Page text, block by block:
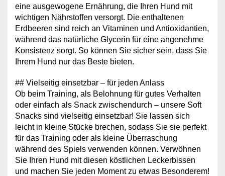
eine ausgewogene Ernährung, die Ihren Hund mit
wichtigen Nährstoffen versorgt. Die enthaltenen
Erdbeeren sind reich an Vitaminen und Antioxidantien,
während das natürliche Glycerin für eine angenehme
Konsistenz sorgt. So können Sie sicher sein, dass Sie
Ihrem Hund nur das Beste bieten.
## Vielseitig einsetzbar – für jeden Anlass
Ob beim Training, als Belohnung für gutes Verhalten
oder einfach als Snack zwischendurch – unsere Soft
Snacks sind vielseitig einsetzbar! Sie lassen sich
leicht in kleine Stücke brechen, sodass Sie sie perfekt
für das Training oder als kleine Überraschung
während des Spiels verwenden können. Verwöhnen
Sie Ihren Hund mit diesen köstlichen Leckerbissen
und machen Sie jeden Moment zu etwas Besonderem!